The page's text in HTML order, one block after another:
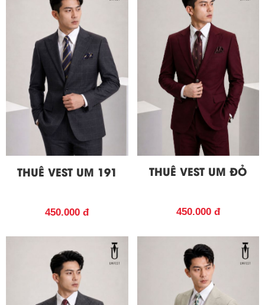
THUÊ VEST UM 191
450.000 đ
THUÊ VEST UM ĐỎ
450.000 đ